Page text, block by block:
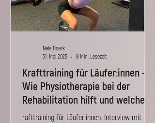
Krafttraining für Läufer:innen –
Wie Physiotherapie bei der
Rehabilitation hilft und welche
Übungen du kennen musst
rafttraining für Läufer:innen: Interview mit
Nele Doerk
31. Mai 2025
8 Min. Lesezeit